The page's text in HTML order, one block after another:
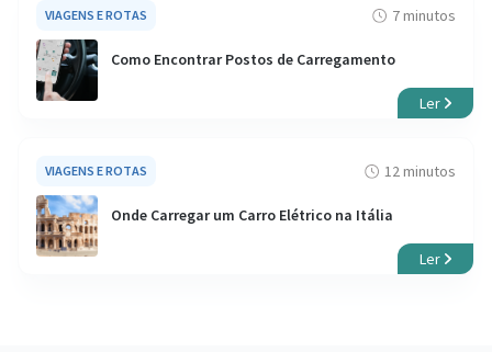
VIAGENS E ROTAS 7 minutos
Como Encontrar Postos de Carregamento
Ler
VIAGENS E ROTAS 12 minutos
Onde Carregar um Carro Elétrico na Itália
Ler